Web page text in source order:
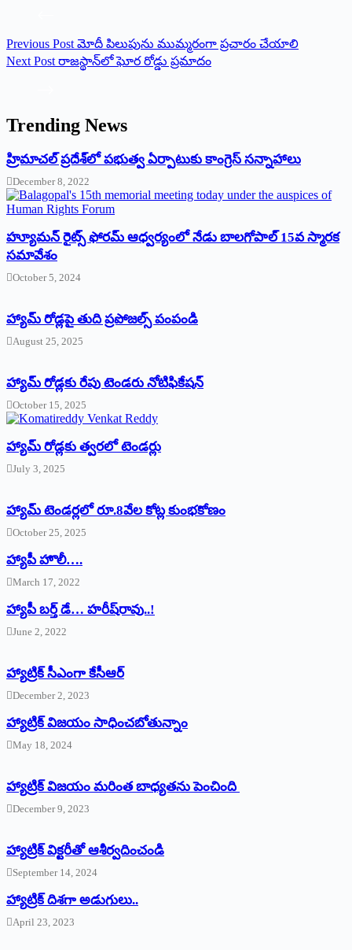
Previous Post మోదీ పిలుపును ముమ్మరంగా ప్రచారం చేయాలి
Next Post రాజస్థాన్‌లో ఘోర రోడ్డు ప్రమాదం
Trending News
‌హ్రిమాచల్‌ ‌ప్రదేశ్‌లో పభుత్వ ఏర్పాటుకు కాంగ్రెస్‌ ‌సన్నాహాలు
December 8, 2022
హ్యూమన్‌ రైట్స్‌ ఫోరమ్‌ ఆధ్వర్యంలో నేడు బాలగోపాల్‌ 15వ స్మారక
సమావేశం
October 5, 2024
హ్యామ్‌ రోడ్లపై తుది ప్రపోజల్స్‌ పంపండి
August 25, 2025
హ్యామ్‌ రోడ్లకు రేపు టెండరు నోటిఫికేషన్‌
October 15, 2025
హ్యామ్‌ రోడ్లకు త్వరలో టెండర్లు
July 3, 2025
హ్యామ్‌ ‌టెండర్లలో రూ.8వేల కోట్ల కుంభకోణం
October 25, 2025
హ్యాపీ హొలీ….
March 17, 2022
హ్యాపీ బర్త్ ‌డే… హరీష్‌రావు..!
June 2, 2022
హ్యాట్రిక్‌ ‌సీఎంగా కేసీఆర్‌
December 2, 2023
హ్యాట్రిక్‌ విజయం సాధించబోతున్నాం
May 18, 2024
హ్యాట్రిక్ విజయం మరింత బాధ్యతను పెంచింది
December 9, 2023
హ్యాట్రిక్‌ ‌విక్టరీతో ఆశీర్వదించండి
September 14, 2024
‌హ్యాట్రిక్‌ ‌దిశగా అడుగులు..
April 23, 2023